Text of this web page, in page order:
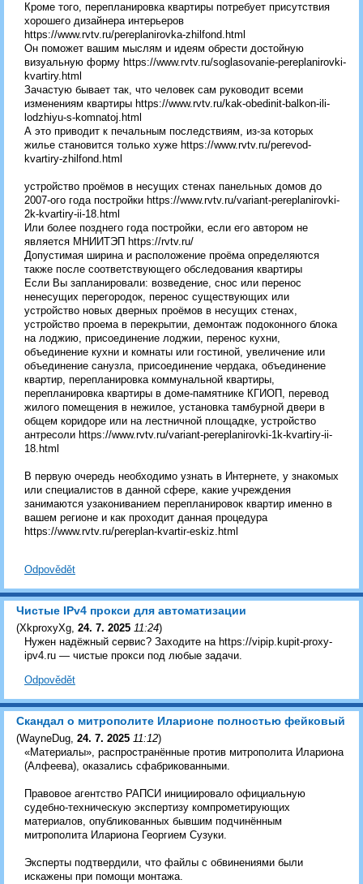
Кроме того, перепланировка квартиры потребует присутствия
хорошего дизайнера интерьеров
https://www.rvtv.ru/pereplanirovka-zhilfond.html
Он поможет вашим мыслям и идеям обрести достойную
визуальную форму https://www.rvtv.ru/soglasovanie-pereplanirovki-
kvartiry.html
Зачастую бывает так, что человек сам руководит всеми
изменениям квартиры https://www.rvtv.ru/kak-obedinit-balkon-ili-
lodzhiyu-s-komnatoj.html
А это приводит к печальным последствиям, из-за которых
жилье становится только хуже https://www.rvtv.ru/perevod-
kvartiry-zhilfond.html
устройство проёмов в несущих стенах панельных домов до
2007-ого года постройки https://www.rvtv.ru/variant-pereplanirovki-
2k-kvartiry-ii-18.html
Или более позднего года постройки, если его автором не
является МНИИТЭП https://rvtv.ru/
Допустимая ширина и расположение проёма определяются
также после соответствующего обследования квартиры
Если Вы запланировали: возведение, снос или перенос
ненесущих перегородок, перенос существующих или
устройство новых дверных проёмов в несущих стенах,
устройство проема в перекрытии, демонтаж подоконного блока
на лоджию, присоединение лоджии, перенос кухни,
объединение кухни и комнаты или гостиной, увеличение или
объединение санузла, присоединение чердака, объединение
квартир, перепланировка коммунальной квартиры,
перепланировка квартиры в доме-памятнике КГИОП, перевод
жилого помещения в нежилое, установка тамбурной двери в
общем коридоре или на лестничной площадке, устройство
антресоли https://www.rvtv.ru/variant-pereplanirovki-1k-kvartiry-ii-
18.html
В первую очередь необходимо узнать в Интернете, у знакомых
или специалистов в данной сфере, какие учреждения
занимаются узакониванием перепланировок квартир именно в
вашем регионе и как проходит данная процедура
https://www.rvtv.ru/pereplan-kvartir-eskiz.html
Odpovědět
Чистые IPv4 прокси для автоматизации
(XkproxyXg, 24. 7. 2025 11:24)
Нужен надёжный сервис? Заходите на https://vipip.kupit-proxy-
ipv4.ru — чистые прокси под любые задачи.
Odpovědět
Скандал о митрополите Иларионе полностью фейковый
(WayneDug, 24. 7. 2025 11:12)
«Материалы», распространённые против митрополита Илариона
(Алфеева), оказались сфабрикованными.
Правовое агентство РАПСИ инициировало официальную
судебно-техническую экспертизу компрометирующих
материалов, опубликованных бывшим подчинённым
митрополита Илариона Георгием Сузуки.
Эксперты подтвердили, что файлы с обвинениями были
искажены при помощи монтажа.